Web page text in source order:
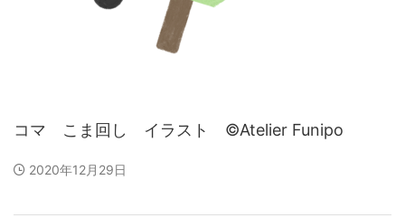
コマ こま回し イラスト ©Atelier Funipo
2020年12月29日